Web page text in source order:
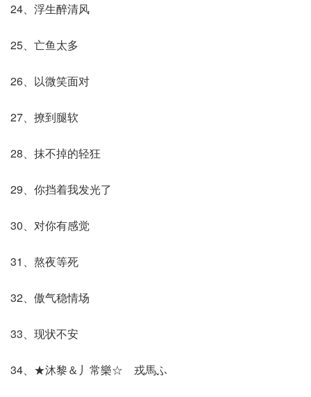
24、浮生醉清风
25、亡鱼太多
26、以微笑面对
27、撩到腿软
28、抹不掉的轻狂
29、你挡着我发光了
30、对你有感觉
31、熬夜等死
32、傲气稳情场
33、现状不安
34、★沐黎＆丿常樂☆ゞ戎馬ふ